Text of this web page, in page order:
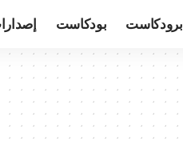
برودكاست بودكاست